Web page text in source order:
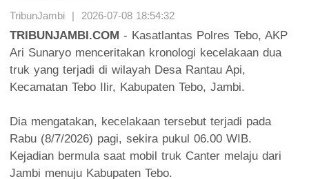
TribunJambi | 2026-07-08 18:54:32
TRIBUNJAMBI.COM - Kasatlantas Polres Tebo, AKP
Ari Sunaryo menceritakan kronologi kecelakaan dua
truk yang terjadi di wilayah Desa Rantau Api,
Kecamatan Tebo Ilir, Kabupaten Tebo, Jambi.
Dia mengatakan, kecelakaan tersebut terjadi pada
Rabu (8/7/2026) pagi, sekira pukul 06.00 WIB.
Kejadian bermula saat mobil truk Canter melaju dari
Jambi menuju Kabupaten Tebo.